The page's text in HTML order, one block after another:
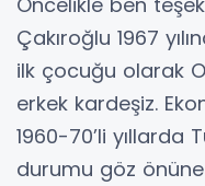
Çakıroğlu 1967
ilk çocuğu olarak
erkek kardeşiz.
1960-70’li yıllarda
durumu göz önüne